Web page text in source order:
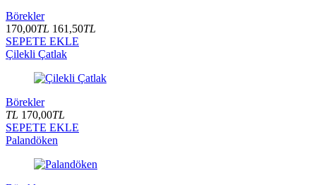
Börekler
170,00TL 161,50TL
SEPETE EKLE
Çilekli Çatlak
Börekler
TL 170,00TL
SEPETE EKLE
Palandöken